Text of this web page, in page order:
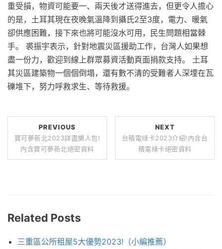
重受損，物資可能要一、兩天後才送得進去，但更令人擔心
的是，土耳其現在夜晚氣溫降到攝氏2至3度，電力、暖氣
卻供應困難，接下來也將可能沒水可用，民生問題相當棘
手。 裘振宇表示，針對地震災區援助工作，台灣人如果想
盡一份力，歡迎到線上群眾募資活動頁面捐款支持。 土耳
其災區建築物一個個倒塌，還有數不清的受難者人深埋在瓦
礫堆下，努力呼救求生、等待救援。
PREVIOUS
寶可夢新北2023詳盡懶人包!
內含寶可夢新北絕密資料
NEXT
台積電綠卡2023介紹!內含台
積電綠卡絕密資料
Related Posts
三重區公所租屋5大優勢2023!（小編推薦）